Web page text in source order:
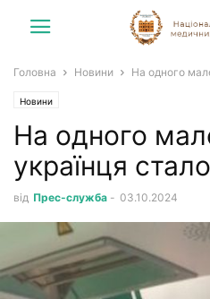
Головна Новини На одного
Новини
На одного
українця
від Прес-служба - 03.10.2024